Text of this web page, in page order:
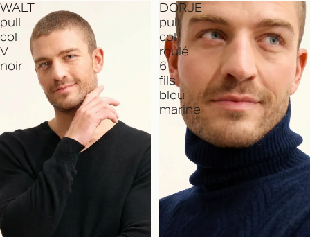
WALT
pull
col
V
noir
DORJE
pull
col
roulé
6
fils
bleu
marine